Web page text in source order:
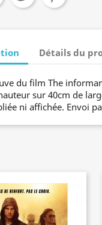
Détails du
du film The
sur 40cm de
ni affichée. Envoi